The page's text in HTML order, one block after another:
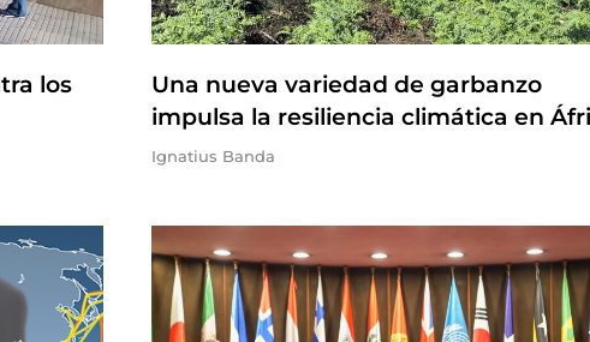
los
Una nueva variedad de garbanzo
impulsa la resiliencia climática en
Ignatius Banda